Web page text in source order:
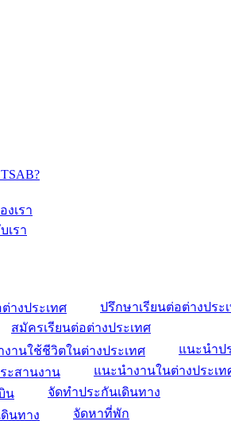
งเรา
เรา
ปรึกษาเรียนต่อต่างประ
สมัครเรียนต่อต่างประเทศ
แนะนำป
แนะนำงานในต่างประเท
จัดทำประกันเดินทาง
จัดหาที่พัก